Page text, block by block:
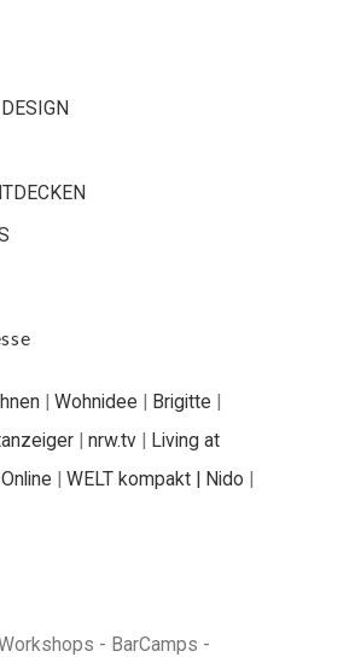
| Wohnidee | Brigitte |
| nrw.tv | Living at
| WELT kompakt | Nido |
- BarCamps -